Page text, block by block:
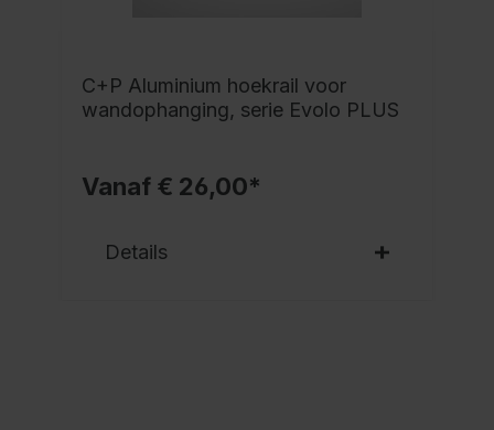
C+P Aluminium hoekrail voor
wandophanging, serie Evolo PLUS
Vanaf € 26,00*
Details